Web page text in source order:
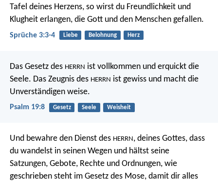
Tafel deines Herzens, so wirst du Freundlichkeit und
Klugheit erlangen, die Gott und den Menschen gefallen.
Sprüche 3:3-4 Liebe Belohnung Herz
Das Gesetz des HERRN ist vollkommen und erquickt die
Seele. Das Zeugnis des HERRN ist gewiss und macht die
Unverständigen weise.
Psalm 19:8 Gesetz Seele Weisheit
Und bewahre den Dienst des HERRN, deines Gottes, dass
du wandelst in seinen Wegen und hältst seine
Satzungen, Gebote, Rechte und Ordnungen, wie
geschrieben steht im Gesetz des Mose, damit dir alles